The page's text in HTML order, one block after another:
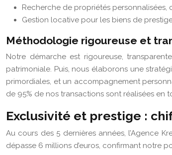
Recherche de propriétés personnalisées,
Gestion locative pour les biens de
Méthodologie rigoureuse et
Notre démarche est rigoureuse,
patrimoniale. Puis, nous élaborons une
primordiales, et un accompagnement
de 95% de nos transactions sont réalisées en
Exclusivité et prestige :
Au cours des 5 dernières années, l’Agence
dépasse 6 millions d’euros, confirmant notre